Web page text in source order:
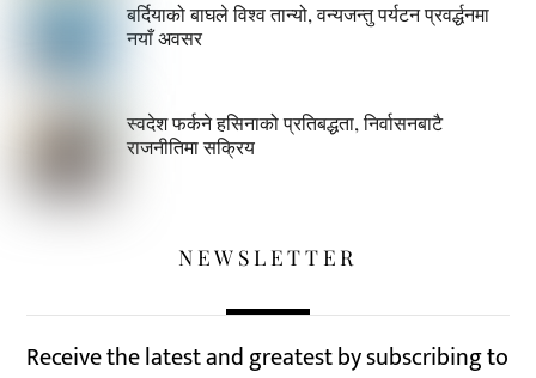
बर्दियाको बाघले विश्व तान्यो, वन्यजन्तु पर्यटन प्रवर्द्धनमा
नयाँ अवसर
स्वदेश फर्कने हसिनाको प्रतिबद्धता, निर्वासनबाटै
राजनीतिमा सक्रिय
NEWSLETTER
Receive the latest and greatest by subscribing to